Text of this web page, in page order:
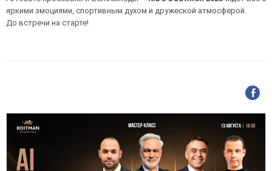
яркими эмоциями, спортивным духом и дружеской атмосферой.
До встречи на старте!